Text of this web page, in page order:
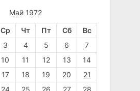
Май 1972
Ср Чт Пт Сб
Вс
3 4 5 6
7
10 11 12 13
14
17 18 19 20
21
24 25 26 27
28